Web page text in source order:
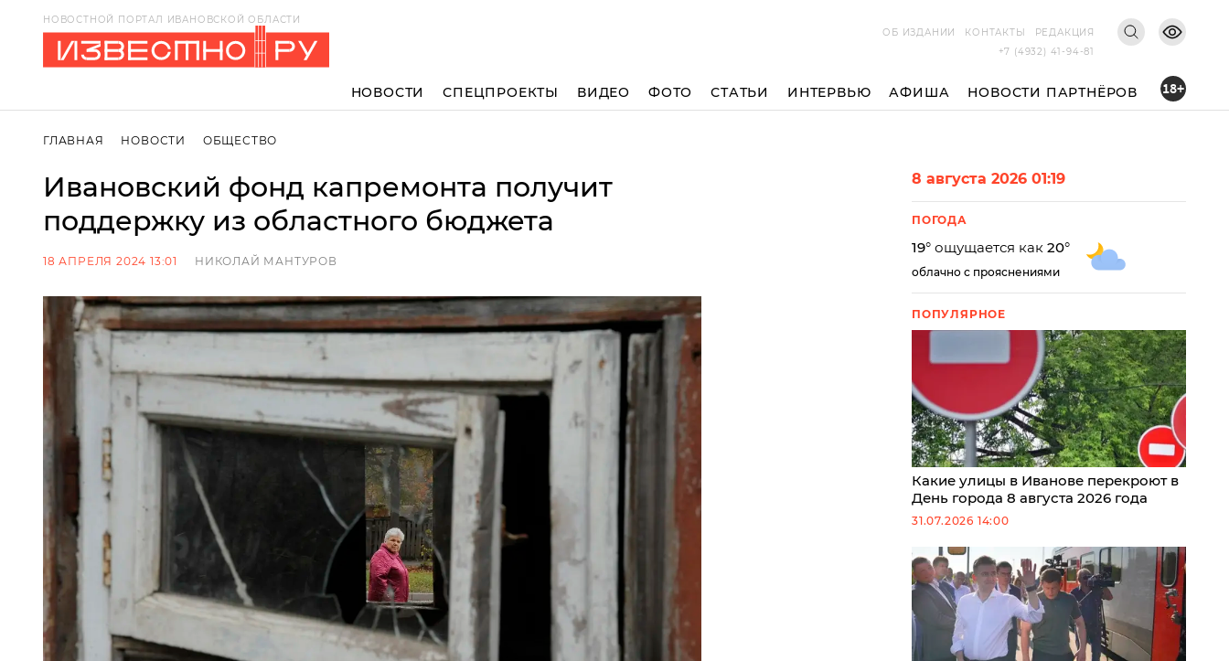
НОВОСТНОЙ ПОРТАЛ ИВАНОВСКОЙ ОБЛАСТИ
ОБ ИЗДАНИИ
КОНТАКТЫ
РЕДАКЦИЯ
+7 (4932) 41-94-81
НОВОСТИ СПЕЦПРОЕКТЫ ВИДЕО ФОТО СТАТЬИ ИНТЕРВЬЮ АФИША НОВОСТИ ПАРТНЁРОВ 18+
ГЛАВНАЯ НОВОСТИ ОБЩЕСТВО
Ивановский фонд капремонта получит
поддержку из областного бюджета
18 АПРЕЛЯ 2024 13:01 НИКОЛАЙ МАНТУРОВ
8 августа 2026 01:19
ПОГОДА
19° ощущается как 20°
облачно с прояснениями
ПОПУЛЯРНОЕ
Какие улицы в Иванове перекроют в
День города 8 августа 2026 года
31.07.2026 14:00